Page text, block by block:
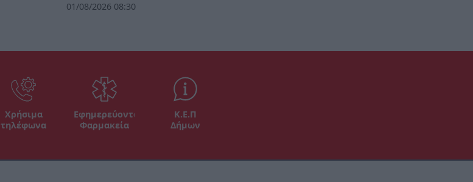
01/08/2026 08:30
Χρήσιμα
τηλέφωνα
Εφημερεύοντα
Φαρμακεία
Κ.Ε.Π
Δήμων